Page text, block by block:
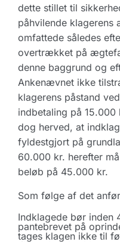
dette stillet til
påhvilende
omfattede således
overtrækket på
denne baggrund og
Ankenævnet ikke
klagerens påstand
indbetaling på
dog herved, at
fyldestgjort på
60.000 kr. herefter
beløb på 45.000 kr.
Som følge af det
Indklagede bør inden
pantebrevet på
tages klagen ikke til